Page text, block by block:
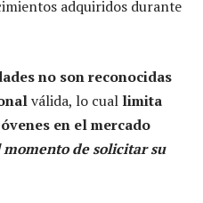
adquiridos durante
no son reconocidas
válida, lo cual limita
en el mercado
momento de solicitar su